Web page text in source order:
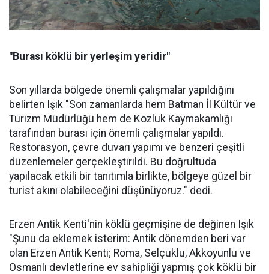
"Burası köklü bir yerleşim yeridir"
Son yıllarda bölgede önemli çalışmalar yapıldığını
belirten Işık "Son zamanlarda hem Batman İl Kültür ve
Turizm Müdürlüğü hem de Kozluk Kaymakamlığı
tarafından burası için önemli çalışmalar yapıldı.
Restorasyon, çevre duvarı yapımı ve benzeri çeşitli
düzenlemeler gerçekleştirildi. Bu doğrultuda
yapılacak etkili bir tanıtımla birlikte, bölgeye güzel bir
turist akını olabileceğini düşünüyoruz." dedi.
Erzen Antik Kenti'nin köklü geçmişine de değinen Işık
"Şunu da eklemek isterim: Antik dönemden beri var
olan Erzen Antik Kenti; Roma, Selçuklu, Akkoyunlu ve
Osmanlı devletlerine ev sahipliği yapmış çok köklü bir